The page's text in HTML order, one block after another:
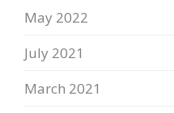
May 2022
July 2021
March 2021